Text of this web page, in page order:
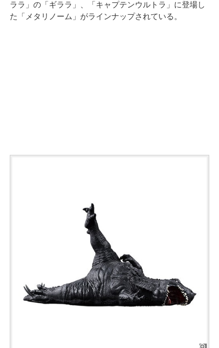
ララ」の「ギララ」、「キャプテンウルトラ」に登場し
た「メタリノーム」がラインナップされている。